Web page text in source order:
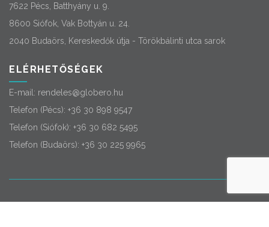
7622 Pécs, Batthyány u. 9.
8600 Siófok, Vak Bottyán u. 24.
2040 Budaörs, Kereskedők útja - Törökbálinti utca sarok
ELÉRHETŐSÉGEK
E-mail: rendeles@globero.hu
Telefon (Pécs): +36 30 898 9547
Telefon (Siófok): +36 30 682 5495
Telefon (Budaörs): +36 30 225 9965